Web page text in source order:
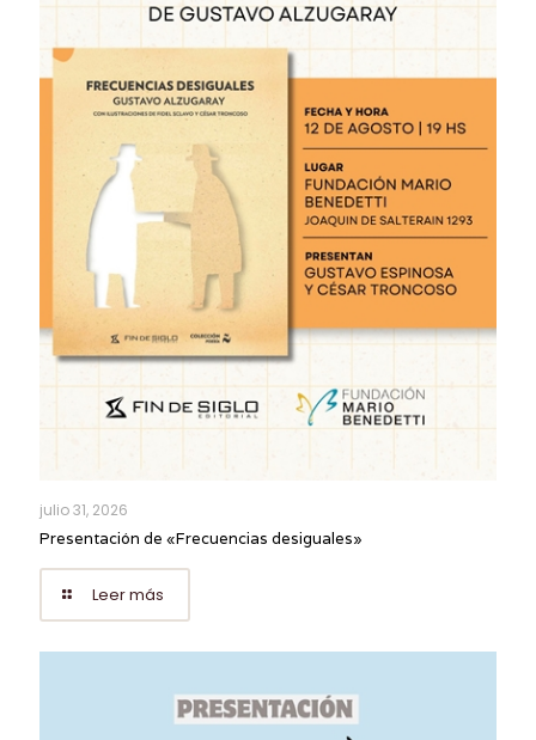
julio 31, 2026
Presentación de «Frecuencias desiguales»
Leer más